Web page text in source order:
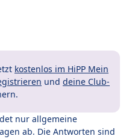
kostenlos im HiPP Mein
und deine Club-
nur allgemeine
ab. Die Antworten sind